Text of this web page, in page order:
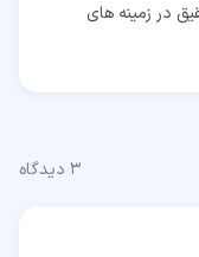
در زمینه های
۳ دیدگاه